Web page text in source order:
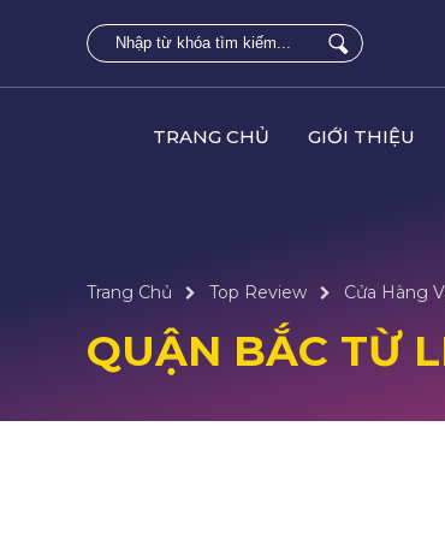
TRANG CHỦ GIỚI THIỆU
Trang Chủ Top Review Cửa Hàng
QUẬN BẮC TỪ